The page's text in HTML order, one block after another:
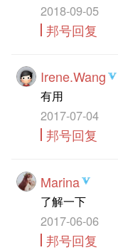
2018-09-05
邦号回复
Irene.Wang
有用
2017-07-04
邦号回复
Marina
了解一下
2017-06-06
邦号回复